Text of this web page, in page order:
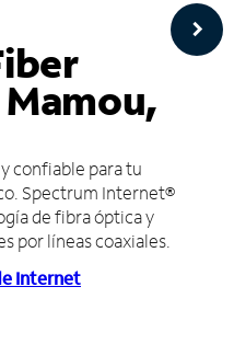
confiable para tu
Spectrum Internet®
de fibra óptica y
por líneas coaxiales.
Internet